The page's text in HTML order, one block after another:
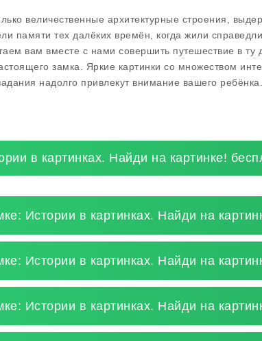
величественные архитектурные строения,
памяти тех далёких времён, когда жили
вам вместе с нами совершить путешествие в ту
замка. Яркие картинки со множеством
надолго привлекут внимание вашего
в картинках. Найди на картинке!
Истории в картинках. Найди на
Истории в картинках. Найди на
Истории в картинках. Найди на